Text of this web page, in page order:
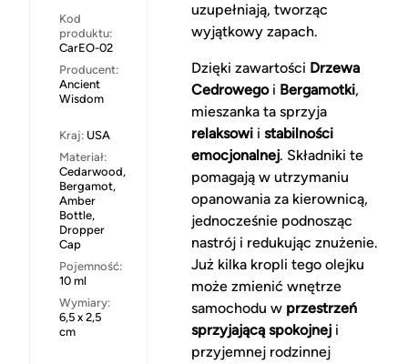
Kod
produktu:
CarEO-02
Producent:
Ancient
Wisdom
Kraj: USA
Materiał:
Cedarwood,
Bergamot,
Amber
Bottle,
Dropper
Cap
Pojemność:
10 ml
Wymiary:
6,5 x 2,5
cm
uzupełniają, tworząc
wyjątkowy zapach.
Dzięki zawartości Drzewa
Cedrowegoi Bergamotki,
mieszanka ta sprzyja
relaksowii stabilności
emocjonalnej. Składniki te
pomagają w utrzymaniu
opanowania za kierownicą,
jednocześnie podnosząc
nastrój i redukując znużenie.
Już kilka kropli tego olejku
może zmienić wnętrze
samochodu w przestrzeń
sprzyjającą spokojneji
przyjemnej rodzinnej